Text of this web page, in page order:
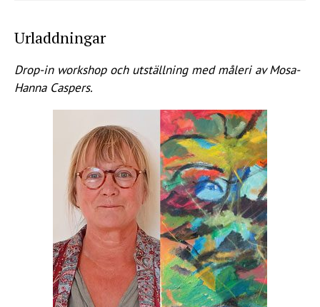
Urladdningar
Drop-in workshop och utställning med måleri av Mosa-
Hanna Caspers.